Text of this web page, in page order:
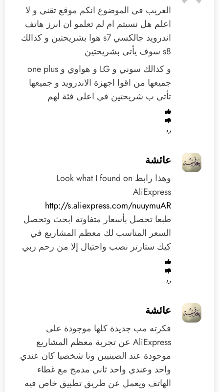
الغريب في الموضوع انكم موقع تقني و لا
اعلم هل نسيتم ام لم تعلمو ان ابرز هاتف
اندرويد جالكسي s7 هوا بشريحتين و كذالك
s8 سوف يأتي بشريحتين
و كذالك سوني و LG و هواوي و one plus
جميعها من اقوا اجهزة الاندرويد و جميعها
تأتي ب شريحتين في اعلى فئة لهم
رد
عائشة
وهذا رابط Look what I found on
AliExpress
http://s.aliexpress.com/nuuymuAR
طبعا تحصل بأسعار متفاوتة ابحث وتحصل
السعر المناسب لك معظم المشاريع في
كيك ستارتر نصب واحتيال إلا من رحم ربي
رد
عائشة
فكرته مب جديدة كلها موجودة على
AliExpress عن تجربة معظم المشاريع
موجودة عند الصينيين ونا شخصيا كان عندي
واحد وعندي واحد ثاني مدمج مع غطاء
الهاتف ويعمل عن طريق تطبيق خاص فيه